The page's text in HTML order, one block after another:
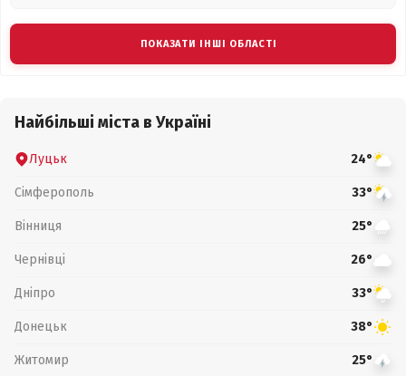
ПОКАЗАТИ ІНШІ ОБЛАСТІ
Найбільші міста в Україні
Луцьк 24°
Сімферополь 33°
Вінниця 25°
Чернівці 26°
Дніпро 33°
Донецьк 38°
Житомир 25°